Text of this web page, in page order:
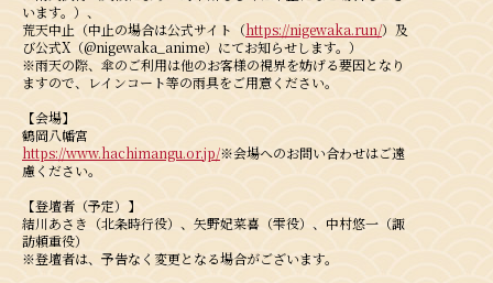
います。）、
荒天中止（中止の場合は公式サイト（https://nigewaka.run/）及
び公式X（@nigewaka_anime）にてお知らせします。）
※雨天の際、傘のご利用は他のお客様の視界を妨げる要因となり
ますので、レインコート等の雨具をご用意ください。
【会場】
鶴岡八幡宮
https://www.hachimangu.or.jp/※会場へのお問い合わせはご遠
慮ください。
【登壇者（予定）】
結川あさき（北条時行役）、矢野妃菜喜（雫役）、中村悠一（諏
訪頼重役）
※登壇者は、予告なく変更となる場合がございます。